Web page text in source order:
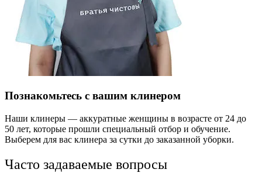
Познакомьтесь с вашим клинером
Наши клинеры — аккуратные женщины в возрасте от 24 до
50 лет, которые прошли специальный отбор и обучение.
Выберем для вас клинера за сутки до заказанной уборки.
Часто задаваемые вопросы